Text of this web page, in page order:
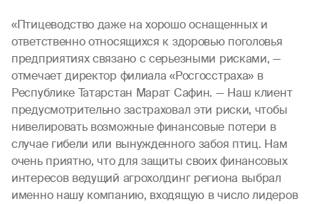
«Птицеводство даже на хорошо оснащенных и
ответственно относящихся к здоровью поголовья
предприятиях связано с серьезными рисками, —
отмечает директор филиала «Росгосстраха» в
Республике Татарстан Марат Сафин. — Наш клиент
предусмотрительно застраховал эти риски, чтобы
нивелировать возможные финансовые потери в
случае гибели или вынужденного забоя птиц. Нам
очень приятно, что для защиты своих финансовых
интересов ведущий агрохолдинг региона выбрал
именно нашу компанию, входящую в число лидеров